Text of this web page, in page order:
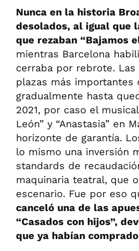
Nunca en la historia
desolados, al igual que
que rezaban “Bajamos
mientras Barcelona
cerraba por rebrote.
plazas más importantes
gradualmente hasta
2021, por caso el
León” y “Anastasia” en
horizonte de garantía.
lo mismo una inversión
standards de
maquinaria teatral, que
escenario. Fue por eso
canceló una de las
“Casados con hijos”,
que ya habían